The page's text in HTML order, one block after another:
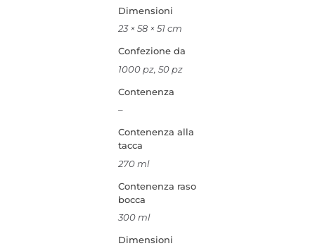
Dimensioni
23 × 58 × 51 cm
Confezione da
1000 pz, 50 pz
Contenenza
–
Contenenza alla
tacca
270 ml
Contenenza raso
bocca
300 ml
Dimensioni